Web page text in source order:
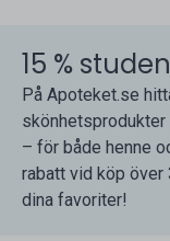
15 %
På Apoteket.se
skönhetsprodukter
– för både henne
rabatt vid köp över
dina favoriter!